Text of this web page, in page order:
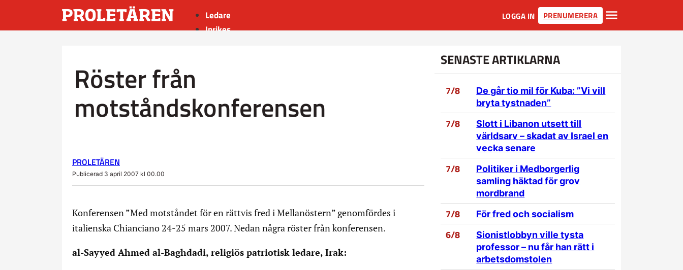
Ledare
Inrikes
LOGGA IN PRENUMERERA
Röster från
motståndskonferensen
PROLETÄREN
Publicerad 3 april 2007 kl 00.00
Konferensen ”Med motståndet för en rättvis fred i Mellanöstern” genomfördes i
italienska Chianciano 24-25 mars 2007. Nedan några röster från konferensen.
al-Sayyed Ahmed al-Baghdadi, religiös patriotisk ledare, Irak:
SENASTE ARTIKLARNA
7/8
De går tio mil för Kuba: ”Vi vill
bryta tystnaden”
7/8
Slott i Libanon utsett till
världsarv – skadat av Israel en
vecka senare
7/8
Politiker i Medborgerlig
samling häktad för grov
mordbrand
7/8 För fred och socialism
6/8
Sionistlobbyn ville tysta
professor – nu får han rätt i
arbetsdomstolen